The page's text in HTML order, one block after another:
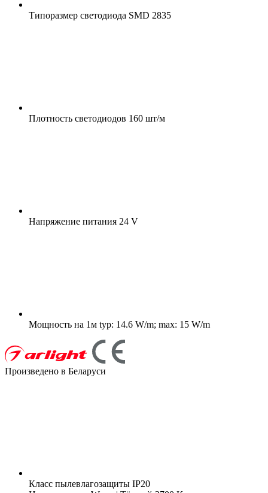
Типоразмер светодиода SMD 2835
Плотность светодиодов 160 шт/м
Напряжение питания 24 V
Мощность на 1м typ: 14.6 W/m; max: 15 W/m
Произведено в Беларуси
Класс пылевлагозащиты IP20